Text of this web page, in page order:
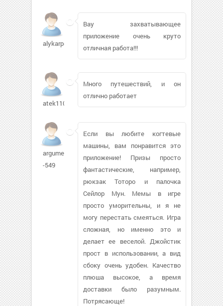
alykarpo
Вау захватывающее
приложение очень круто
отличная работа!!!
atek1100563
Много путешествий, и он
отлично работает
argument-
-549
Если вы любите когтевые
машины, вам понравится это
приложение! Призы просто
фантастические, например,
рюкзак Тоторо и палочка
Сейлор Мун. Мемы в игре
просто уморительны, и я не
могу перестать смеяться. Игра
сложная, но именно это и
делает ее веселой. Джойстик
прост в использовании, а вид
сбоку очень удобен. Качество
плюша высокое, а время
доставки было разумным.
Потрясающе!